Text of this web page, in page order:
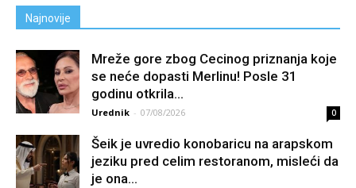
Najnovije
Mreže gore zbog Cecinog priznanja koje
se neće dopasti Merlinu! Posle 31
godinu otkrila...
Urednik - 07/08/2026 0
Šeik je uvredio konobaricu na arapskom
jeziku pred celim restoranom, misleći da
je ona...